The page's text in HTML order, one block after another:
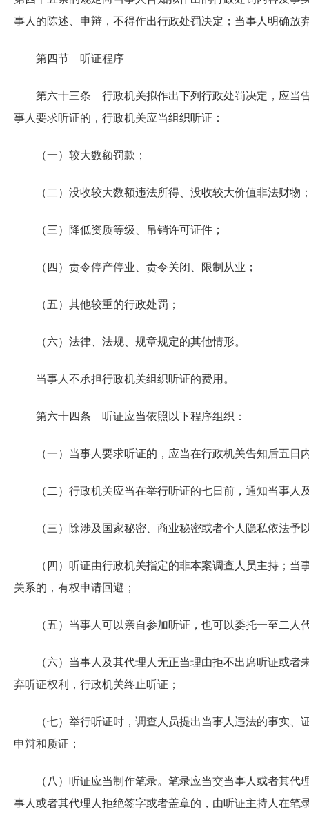
事人的陈述、申辩，不得作出行政处罚决定；当事人明确放
第四节 听证程序
第六十三条 行政机关拟作出下列行政处罚决定，应当
事人要求听证的，行政机关应当组织听证：
（一）较大数额罚款；
（二）没收较大数额违法所得、没收较大价值非法财物
（三）降低资质等级、吊销许可证件；
（四）责令停产停业、责令关闭、限制从业；
（五）其他较重的行政处罚；
（六）法律、法规、规章规定的其他情形。
当事人不承担行政机关组织听证的费用。
第六十四条 听证应当依照以下程序组织：
（一）当事人要求听证的，应当在行政机关告知后五日
（二）行政机关应当在举行听证的七日前，通知当事人
（三）除涉及国家秘密、商业秘密或者个人隐私依法予
（四）听证由行政机关指定的非本案调查人员主持；当
关系的，有权申请回避；
（五）当事人可以亲自参加听证，也可以委托一至二人
（六）当事人及其代理人无正当理由拒不出席听证或者
弃听证权利，行政机关终止听证；
（七）举行听证时，调查人员提出当事人违法的事实、
申辩和质证；
（八）听证应当制作笔录。笔录应当交当事人或者其代
事人或者其代理人拒绝签字或者盖章的，由听证主持人在笔